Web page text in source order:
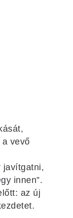
a vevő
javítgatni,
innen”.
az új